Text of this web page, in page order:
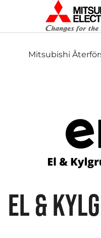
Mitsubishi
EL &